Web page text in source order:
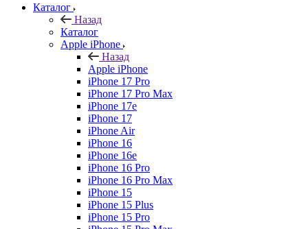
Каталог
Назад
Каталог
Apple iPhone
Назад
Apple iPhone
iPhone 17 Pro
iPhone 17 Pro Max
iPhone 17e
iPhone 17
iPhone Air
iPhone 16
iPhone 16e
iPhone 16 Pro
iPhone 16 Pro Max
iPhone 15
iPhone 15 Plus
iPhone 15 Pro